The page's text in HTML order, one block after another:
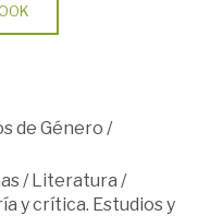
de Género /
/Literatura /
y crítica. Estudios y